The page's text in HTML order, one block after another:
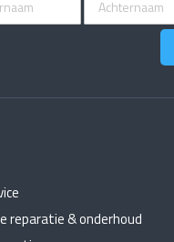
reparatie & onderhoud